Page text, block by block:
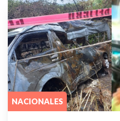
NACIONALES